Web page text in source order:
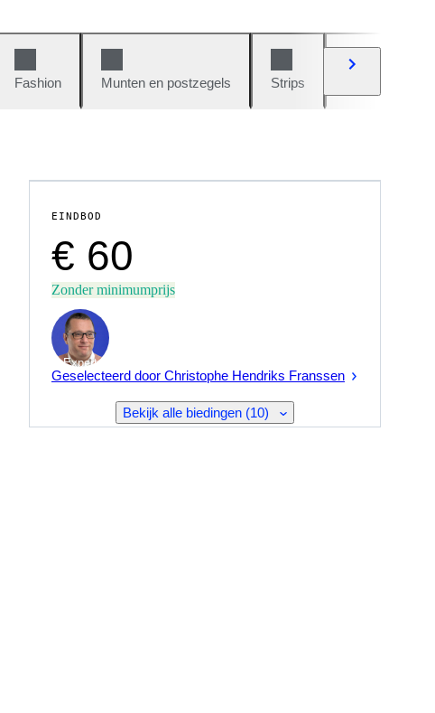
Fashion Munten en postzegels Strips
EINDBOD
€ 60
Zonder minimumprijs
Expert
Geselecteerd door Christophe Hendriks Franssen
Bekijk alle biedingen (10)